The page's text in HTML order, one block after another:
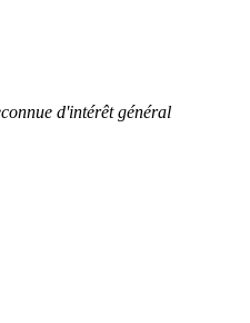
d'intérêt général